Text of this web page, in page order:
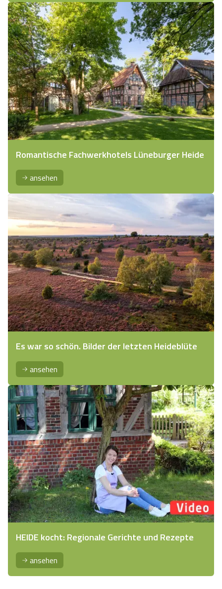
Romantische Fachwerkhotels Lüneburger Heide
ansehen
Es war so schön. Bilder der letzten Heideblüte
ansehen
HEIDE kocht: Regionale Gerichte und Rezepte
ansehen